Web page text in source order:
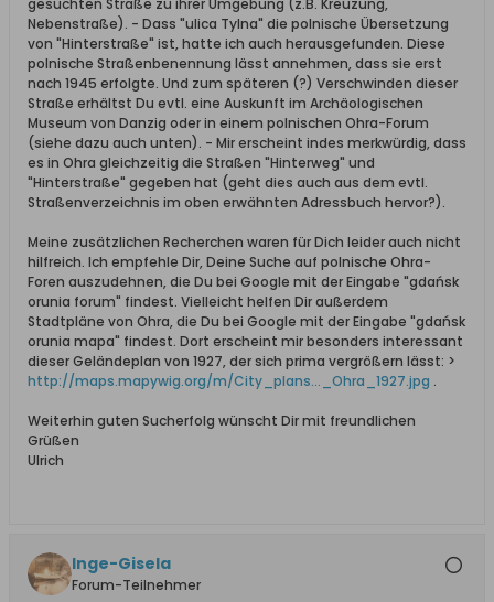
gesuchten Straße zu ihrer Umgebung (z.B. Kreuzung,
Nebenstraße). - Dass "ulica Tylna" die polnische Übersetzung
von "Hinterstraße" ist, hatte ich auch herausgefunden. Diese
polnische Straßenbenennung lässt annehmen, dass sie erst
nach 1945 erfolgte. Und zum späteren (?) Verschwinden dieser
Straße erhältst Du evtl. eine Auskunft im Archäologischen
Museum von Danzig oder in einem polnischen Ohra-Forum
(siehe dazu auch unten). - Mir erscheint indes merkwürdig, dass
es in Ohra gleichzeitig die Straßen "Hinterweg" und
"Hinterstraße" gegeben hat (geht dies auch aus dem evtl.
Straßenverzeichnis im oben erwähnten Adressbuch hervor?).
Meine zusätzlichen Recherchen waren für Dich leider auch nicht
hilfreich. Ich empfehle Dir, Deine Suche auf polnische Ohra-
Foren auszudehnen, die Du bei Google mit der Eingabe "gdańsk
orunia forum" findest. Vielleicht helfen Dir außerdem
Stadtpläne von Ohra, die Du bei Google mit der Eingabe "gdańsk
orunia mapa" findest. Dort erscheint mir besonders interessant
dieser Geländeplan von 1927, der sich prima vergrößern lässt: >
http://maps.mapywig.org/m/City_plans..._Ohra_1927.jpg .
Weiterhin guten Sucherfolg wünscht Dir mit freundlichen
Grüßen
Ulrich
Inge-Gisela
Forum-Teilnehmer